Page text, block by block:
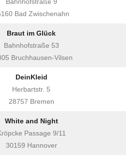
Bad Zwischenahn
Braut im Glück
Bahnhofstraße 53
Bruchhausen-Vilsen
DeinKleid
Herbartstr. 5
28757 Bremen
White and Night
Passage 9/11
30159 Hannover